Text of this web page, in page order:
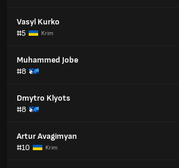
Vasyl Kurko
#5
Krim
Muhammed Jobe
#8
Dmytro Klyots
#8
Artur Avagimyan
#10
Krim